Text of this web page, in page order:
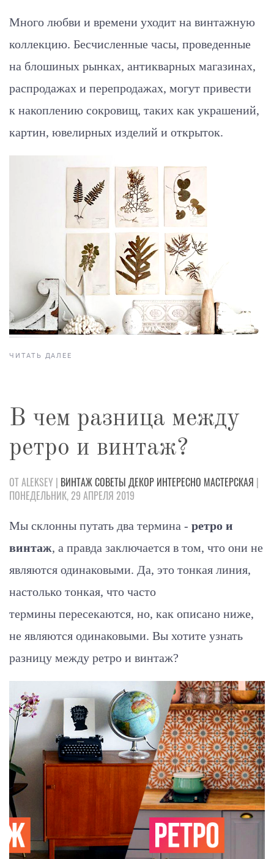
Много любви и времени уходит на винтажную
коллекцию. Бесчисленные часы, проведенные
на блошиных рынках, антикварных магазинах,
распродажах и перепродажах, могут привести
к накоплению сокровищ, таких как украшений,
картин, ювелирных изделий и открыток.
ЧИТАТЬ ДАЛЕЕ
В чем разница между
ретро и винтаж?
ОТ ALEKSEY | ВИНТАЖСОВЕТЫ ДЕКОР ИНТЕРЕСНО МАСТЕРСКАЯ |
ПОНЕДЕЛЬНИК, 29 АПРЕЛЯ 2019
Мы склонны путать два термина - ретро и
винтаж, а правда заключается в том, что они не
являются одинаковыми. Да, это тонкая линия,
настолько тонкая, что часто
термины пересекаются, но, как описано ниже,
не являются одинаковыми. Вы хотите узнать
разницу между ретро и винтаж?